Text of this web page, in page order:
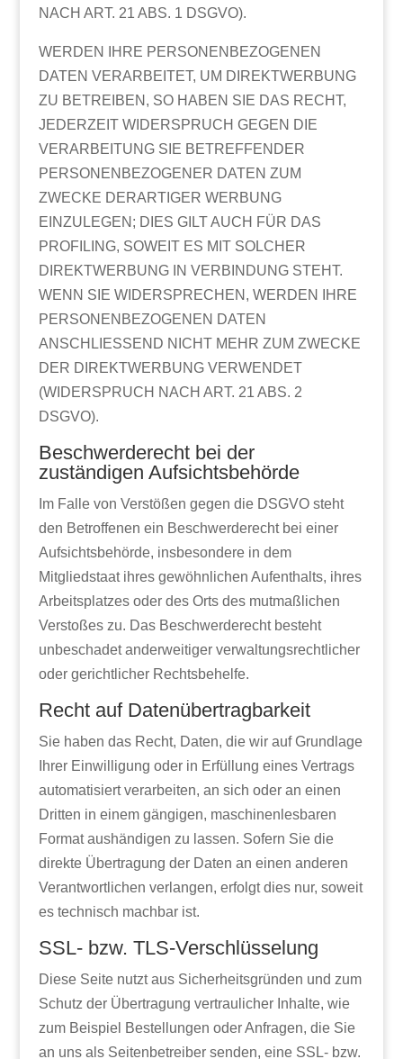
NACH ART. 21 ABS. 1 DSGVO).
WERDEN IHRE PERSONENBEZOGENEN
DATEN VERARBEITET, UM DIREKTWERBUNG
ZU BETREIBEN, SO HABEN SIE DAS RECHT,
JEDERZEIT WIDERSPRUCH GEGEN DIE
VERARBEITUNG SIE BETREFFENDER
PERSONENBEZOGENER DATEN ZUM
ZWECKE DERARTIGER WERBUNG
EINZULEGEN; DIES GILT AUCH FÜR DAS
PROFILING, SOWEIT ES MIT SOLCHER
DIREKTWERBUNG IN VERBINDUNG STEHT.
WENN SIE WIDERSPRECHEN, WERDEN IHRE
PERSONENBEZOGENEN DATEN
ANSCHLIESSEND NICHT MEHR ZUM ZWECKE
DER DIREKTWERBUNG VERWENDET
(WIDERSPRUCH NACH ART. 21 ABS. 2
DSGVO).
Beschwerde­recht bei der
zuständigen Aufsichts­behörde
Im Falle von Verstößen gegen die DSGVO steht
den Betroffenen ein Beschwerderecht bei einer
Aufsichtsbehörde, insbesondere in dem
Mitgliedstaat ihres gewöhnlichen Aufenthalts, ihres
Arbeitsplatzes oder des Orts des mutmaßlichen
Verstoßes zu. Das Beschwerderecht besteht
unbeschadet anderweitiger verwaltungsrechtlicher
oder gerichtlicher Rechtsbehelfe.
Recht auf Daten­übertrag­barkeit
Sie haben das Recht, Daten, die wir auf Grundlage
Ihrer Einwilligung oder in Erfüllung eines Vertrags
automatisiert verarbeiten, an sich oder an einen
Dritten in einem gängigen, maschinenlesbaren
Format aushändigen zu lassen. Sofern Sie die
direkte Übertragung der Daten an einen anderen
Verantwortlichen verlangen, erfolgt dies nur, soweit
es technisch machbar ist.
SSL- bzw. TLS-Verschlüsselung
Diese Seite nutzt aus Sicherheitsgründen und zum
Schutz der Übertragung vertraulicher Inhalte, wie
zum Beispiel Bestellungen oder Anfragen, die Sie
an uns als Seitenbetreiber senden, eine SSL- bzw.